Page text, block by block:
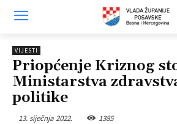
VIJESTI
Priopćenje Kriznog
Ministarstva
politike
13. siječnja 2022. 1385